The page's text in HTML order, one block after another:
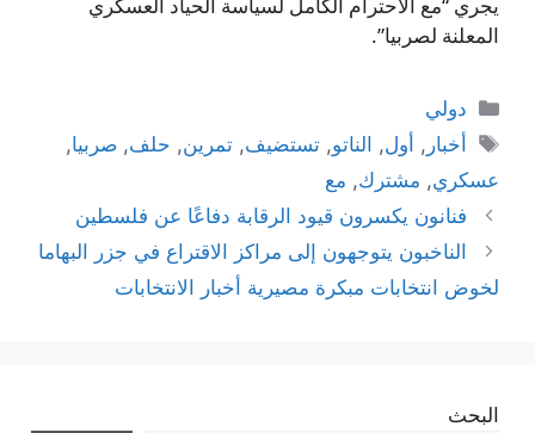
المعلنة لصربيا”.
التصنيفات
دولي
الوسوم
أخبار , أول, الناتو,تستضيف,تمرين, حلف,صربيا,
عسكري, مشترك, مع
فنانون يكسرون قيود الرقابة دفاعًا عن فلسطين
الناخبون يتوجهون إلى مراكز الاقتراع في جزر البهاما
لخوض انتخابات مبكرة مصيرية أخبار الانتخابات
البحث